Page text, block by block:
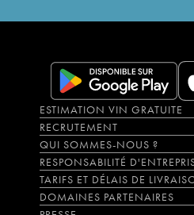
ESTIMATION VIN GRATUITE
RECRUTEMENT
QUI SOMMES-NOUS ?
RESPONSABILITÉ
TARIFS ET DÉLAIS DE
DOMAINES PARTENAIRES